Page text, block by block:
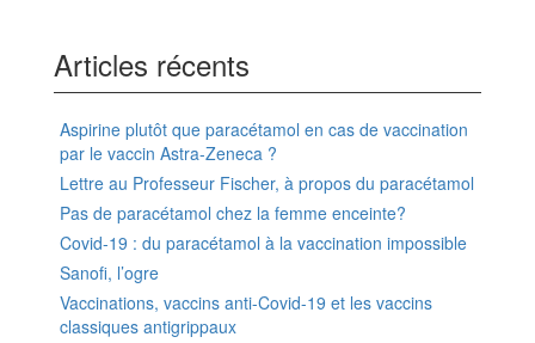
Articles récents
Aspirine plutôt que paracétamol en cas de vaccination
par le vaccin Astra-Zeneca ?
Lettre au Professeur Fischer, à propos du paracétamol
Pas de paracétamol chez la femme enceinte?
Covid-19 : du paracétamol à la vaccination impossible
Sanofi, l’ogre
Vaccinations, vaccins anti-Covid-19 et les vaccins
classiques antigrippaux